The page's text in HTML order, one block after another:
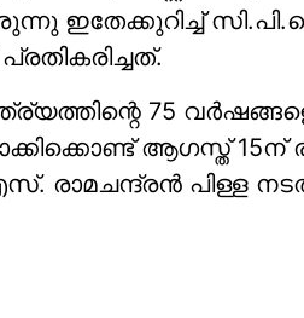
ഇതേക്കുറിച്ച്
75
ആഗസ്ത് 15ന്
രാമചന്ദ്രന്‍ പിള്ള